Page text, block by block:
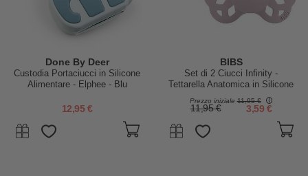
Done By Deer
Custodia Portaciucci in Silicone
Alimentare - Elphee - Blu
12,95 €
BIBS
Set di 2 Ciucci Infinity -
Tettarella Anatomica in Silicone
- Blossom/Dusky Lilac - Senza
PBA e PVC!
Prezzo iniziale11,95 €
11,95 € 3,59 €